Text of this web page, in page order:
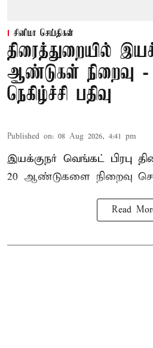
சினிமா செய்திகள்
திரைத்துறையில்
ஆண்டுகள் நிறைவு -
நெகிழ்ச்சி பதிவு
Published on: 08 Aug 2026, 4:41 pm
இயக்குநர் வெங்கட் பிரபு
20 ஆண்டுகளை நிறைவு
Read